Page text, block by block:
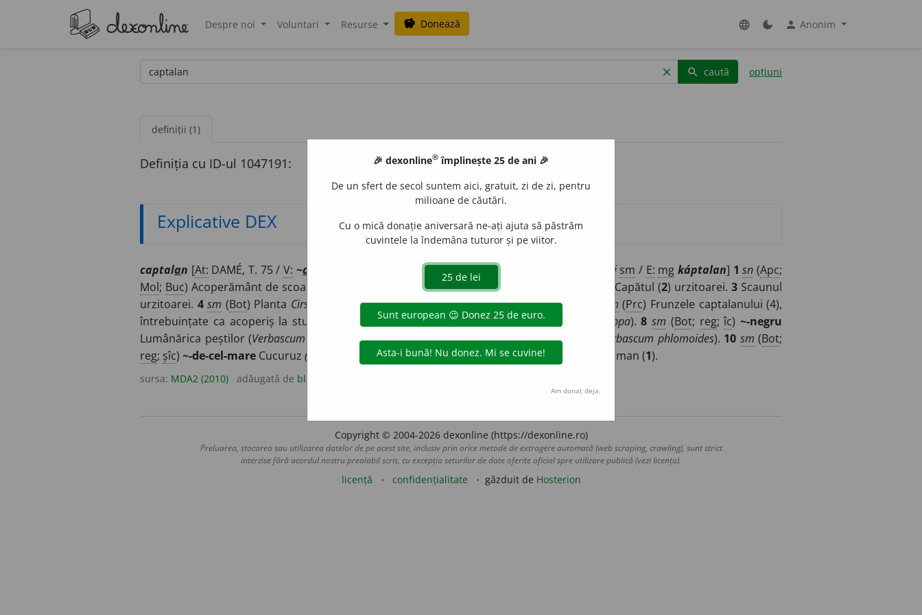
Despre noi Voluntari Resurse savings Donează language dark_mode person Anonim
clear search caută opțiuni
definiții (1)
Definiția cu ID-ul 1047191:
Explicative DEX
captalan [At: DAMÉ, T. 75 /V: ~a ci, ~tăi~, căftăl~, căpcăl~, căptălaci, căptăl~ ~i sm / E: mg káptalan] 1 sn (Apc;
Mol; Buc) Acoperământ de scoarță jupuită de pe brazi la știubeie:Si: Capătul (2) urzitoarei.3 Scaunul
urzitoarei. 4 sm (Bot) Planta Cirsium rivulare.5 sm(Bot;reg) Brustur (Petasites hybridu sm (Prc) Frunzele captalanului (4),
întrebuințate ca acoperiș la stupii primitivi de albine.7 sm(Bot;reg) Brustur ( Arctium lappa).8 sm (Bot; reg;îc) ~-negru
Lumânărica peștilor (Verbascum nigrum 9 sm(Bot;reg;îc)~-de-cel-galbenCoada-vacii ( Verbascum phlomoides). 10 sm (Bot;
reg; șîc) ~-de-cel-mare Cucuruz (Petasites albuș).11 sm(Fig) Om cu capul mare. ) Capsoman (1).
sursa: MDA2 (2010) adăugată de blaurb.
Copyright © 2004-2026 dexonline (https://dexonline.ro)
Preluarea, stocarea sau utilizarea datelor de pe acest site, inclusiv prin orice metode de extragere automată (web scraping, crawling), sunt strict
interzise fără acordul nostru prealabil scris, cu excepția seturilor de date oferite oficial spre utilizare publică (vezi licența).
licență confidențialitate găzduit de Hosterion
🎉 dexonline® împlinește 25 de ani 🎉
De un sfert de secol suntem aici, gratuit, zi de zi, pentru
milioane de căutări.
Cu o mică donație aniversară ne-ați ajuta să păstrăm
cuvintele la îndemâna tuturor și pe viitor.
Am donat deja.